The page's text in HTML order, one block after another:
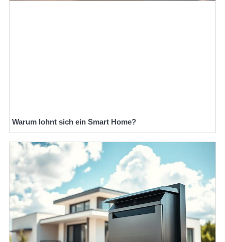
Warum lohnt sich ein Smart Home?